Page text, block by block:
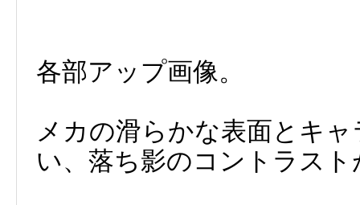
各部アップ画像。
メカの滑らかな表面とキ
い、落ち影のコントラス